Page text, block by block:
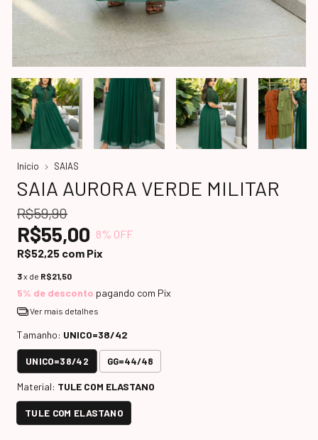
Início SAIAS
SAIA AURORA VERDE MILITAR
R$59,90
R$55,00 8% OFF
R$52,25 com Pix
3x de R$21,50
5% de desconto pagando com Pix
Ver mais detalhes
Tamanho: UNICO=38/42
UNICO=38/42 GG=44/48
Material: TULE COM ELASTANO
TULE COM ELASTANO